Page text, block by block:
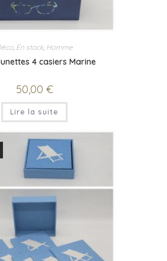
, En stock, Homme
4 casiers Marine
50,00 €
Lire la suite